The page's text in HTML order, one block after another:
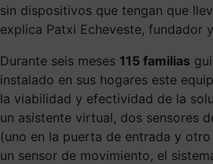
sin dispositivos que tengan que
explica Patxi Echeveste, fundador
Durante seis meses 115 familias
instalado en sus hogares este
la viabilidad y efectividad de la
un asistente virtual, dos sensores
(uno en la puerta de entrada y
un sensor de movimiento, el